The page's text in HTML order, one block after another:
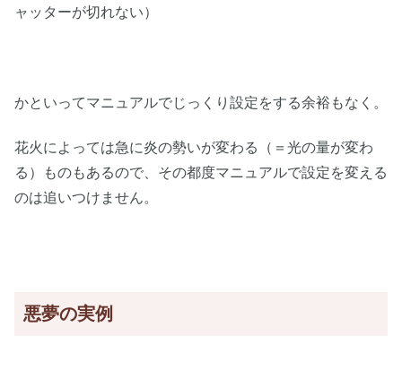
ャッターが切れない）
かといってマニュアルでじっくり設定をする余裕もなく。
花火によっては急に炎の勢いが変わる（＝光の量が変わ
る）ものもあるので、その都度マニュアルで設定を変える
のは追いつけません。
悪夢の実例